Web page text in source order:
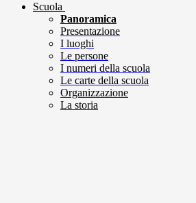
Scuola
Panoramica
Presentazione
I luoghi
Le persone
I numeri della scuola
Le carte della scuola
Organizzazione
La storia